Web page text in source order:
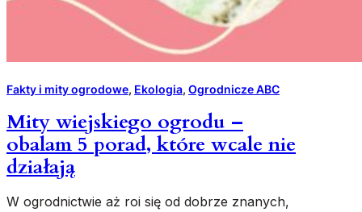
T
z
a
k
,
e
Fakty i mity ogrodowe, Ekologia, Ogrodnicze ABC
Mity wiejskiego ogrodu –
obalam 5 porad, które wcale nie
działają
W ogrodnictwie aż roi się od dobrze znanych,